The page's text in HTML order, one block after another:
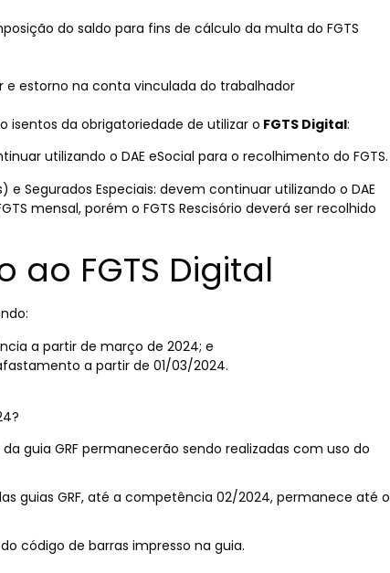
do saldo para fins de cálculo da multa do FGTS
e estorno na conta vinculada do trabalhador
isentos da obrigatoriedade de utilizar o FGTS Digital:
utilizando o DAE eSocial para o recolhimento do FGTS.
e Segurados Especiais: devem continuar utilizando o DAE
mensal, porém o FGTS Rescisório deverá ser recolhido
ao FGTS Digital
a partir de março de 2024; e
a partir de 01/03/2024.
guia GRF permanecerão sendo realizadas com uso do
guias GRF, até a competência 02/2024, permanece até o
código de barras impresso na guia.